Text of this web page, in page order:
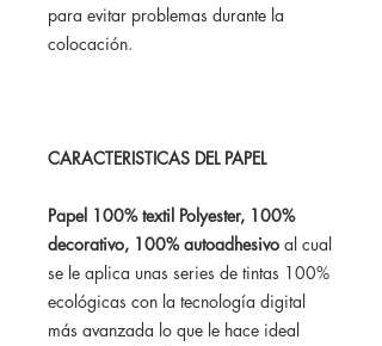
para evitar problemas durante la
colocación.
CARACTERISTICAS DEL PAPEL
Papel 100% textil Polyester, 100%
decorativo, 100% autoadhesivo al cual
se le aplica unas series de tintas 100%
ecológicas con la tecnología digital
más avanzada lo que le hace ideal